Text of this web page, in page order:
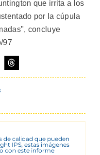
que irrita a los
por la cúpula
concluye
97
de calidad que pueden
IPS, estas imágenes
con este informe